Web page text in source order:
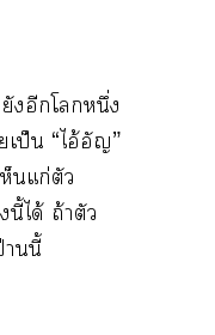
งอีกโหนึ่ง
ป็น “ไอ้อัญ”
นแก่ตัว
ได้ ถ้าตัว
านนี้